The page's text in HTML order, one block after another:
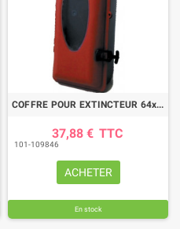
COFFRE POUR EXTINCTEUR 64x30x24
37,88 € TTC
101-109846
ACHETER
En stock